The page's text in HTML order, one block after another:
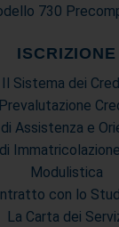
730
ISCRIZIONE
Il Sistema dei
Prevalutazione
Assistenza e
Modulistica
con lo
La Carta dei